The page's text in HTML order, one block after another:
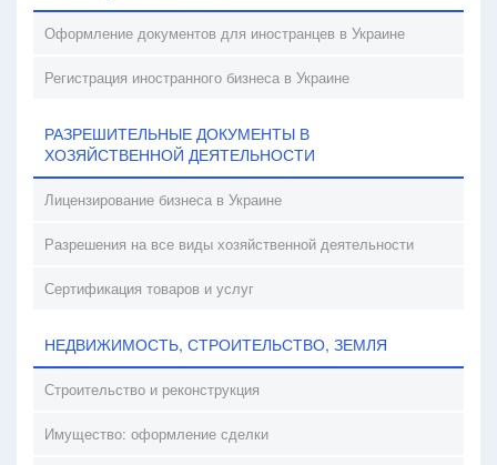
Оформление документов для иностранцев в Украине
Регистрация иностранного бизнеса в Украине
РАЗРЕШИТЕЛЬНЫЕ ДОКУМЕНТЫ В
ХОЗЯЙСТВЕННОЙ ДЕЯТЕЛЬНОСТИ
Лицензирование бизнеса в Украине
Разрешения на все виды хозяйственной деятельности
Сертификация товаров и услуг
НЕДВИЖИМОСТЬ, СТРОИТЕЛЬСТВО, ЗЕМЛЯ
Строительство и реконструкция
Имущество: оформление сделки